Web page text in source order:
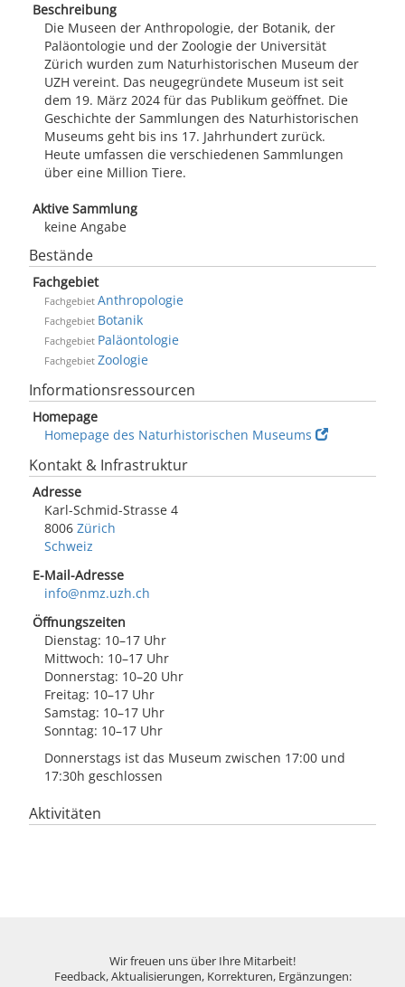
Beschreibung
Die Museen der Anthropologie, der Botanik, der
Paläontologie und der Zoologie der Universität
Zürich wurden zum Naturhistorischen Museum der
UZH vereint. Das neugegründete Museum ist seit
dem 19. März 2024 für das Publikum geöffnet. Die
Geschichte der Sammlungen des Naturhistorischen
Museums geht bis ins 17. Jahrhundert zurück.
Heute umfassen die verschiedenen Sammlungen
über eine Million Tiere.
Aktive Sammlung
keine Angabe
Bestände
Fachgebiet
Fachgebiet Anthropologie
Fachgebiet Botanik
Fachgebiet Paläontologie
Fachgebiet Zoologie
Informationsressourcen
Homepage
Homepage des Naturhistorischen Museums
Kontakt & Infrastruktur
Adresse
Karl-Schmid-Strasse 4
8006 Zürich
Schweiz
E-Mail-Adresse
info@nmz.uzh.ch
Öffnungszeiten
Dienstag: 10–17 Uhr
Mittwoch: 10–17 Uhr
Donnerstag: 10–20 Uhr
Freitag: 10–17 Uhr
Samstag: 10–17 Uhr
Sonntag: 10–17 Uhr
Donnerstags ist das Museum zwischen 17:00 und
17:30h geschlossen
Aktivitäten
Wir freuen uns über Ihre Mitarbeit!
Feedback, Aktualisierungen, Korrekturen, Ergänzungen: